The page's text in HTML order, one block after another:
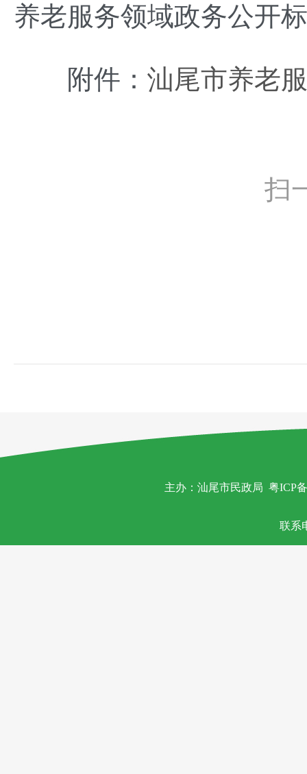
养老服务领域政务公开
附件： 汕尾市养老
扫
主办：汕尾市民政局 粤ICP
联系